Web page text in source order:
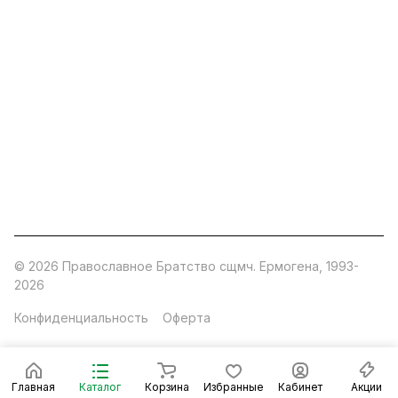
Главная Каталог Корзина Избранные Кабинет Акции
© 2026 Православное Братство сщмч. Ермогена, 1993-
2026
Конфиденциальность Оферта